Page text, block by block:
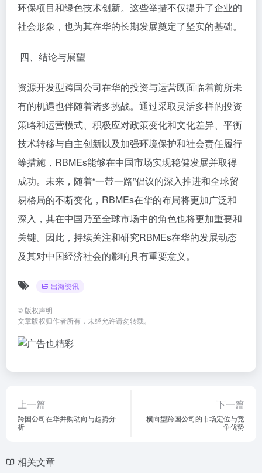
环保项目和绿色技术创新。这些举措不仅提升了企业的
社会形象，也为其在华的长期发展奠定了坚实的基础。
四、结论与展望
资源开发型跨国公司在华的投资与运营既面临着前所未
有的机遇也伴随着诸多挑战。通过采取灵活多样的投资
策略和运营模式、积极应对政策变化和文化差异、平衡
技术转移与自主创新以及加强环境保护和社会责任履行
等措施，RBMEs能够在中国市场实现稳健发展并取得
成功。未来，随着“一带一路”倡议的深入推进和全球贸
易格局的不断变化，RBMEs在华的布局将更加广泛和
深入，其在中国乃至全球市场中的角色也将更加重要和
关键。因此，持续关注和研究RBMEs在华的发展动态
及其对中国经济社会的影响具有重要意义。
出海资讯
© 版权声明
文章版权归作者所有，未经允许请勿转载。
上一篇
跨国公司在华并购动向与趋势分
析
下一篇
横向型跨国公司的市场定位与竞
争优势
相关文章